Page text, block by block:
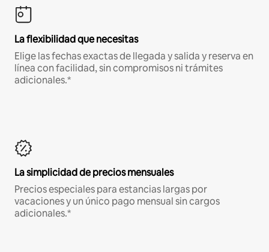
La flexibilidad que necesitas
Elige las fechas exactas de llegada y salida y reserva en
línea con facilidad, sin compromisos ni trámites
adicionales.*
La simplicidad de precios mensuales
Precios especiales para estancias largas por
vacaciones y un único pago mensual sin cargos
adicionales.*